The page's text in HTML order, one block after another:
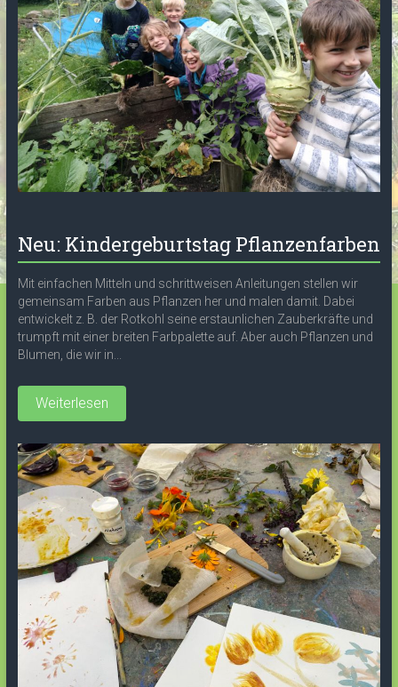
Neu: Kindergeburtstag Pflanzenfarben
Mit einfachen Mitteln und schrittweisen Anleitungen stellen wir
gemeinsam Farben aus Pflanzen her und malen damit. Dabei
entwickelt z. B. der Rotkohl seine erstaunlichen Zauberkräfte und
trumpft mit einer breiten Farbpalette auf. Aber auch Pflanzen und
Blumen, die wir in...
Weiterlesen